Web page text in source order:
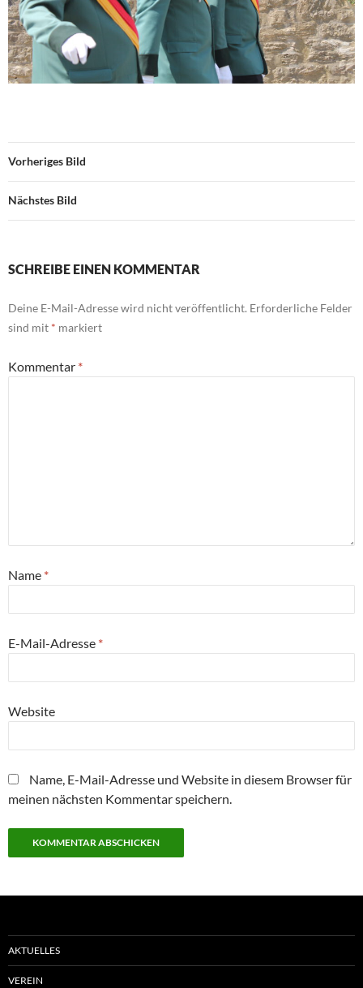
Vorheriges Bild
Nächstes Bild
SCHREIBE EINEN KOMMENTAR
Deine E-Mail-Adresse wird nicht veröffentlicht. Erforderliche Felder
sind mit * markiert
Kommentar *
Name *
E-Mail-Adresse *
Website
Name, E-Mail-Adresse und Website in diesem Browser für
meinen nächsten Kommentar speichern.
AKTUELLES
VEREIN